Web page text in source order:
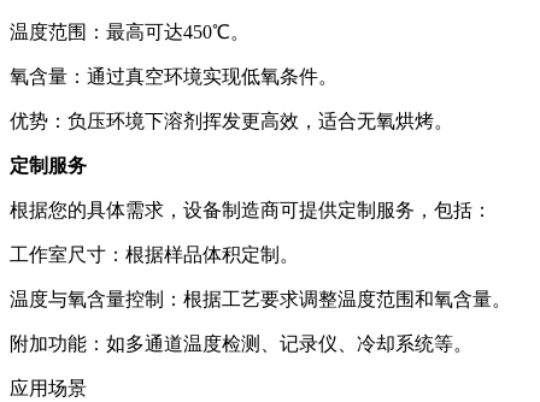
温度范围：最高可达450℃。
氧含量：通过真空环境实现低氧条件。
优势：负压环境下溶剂挥发更高效，适合无氧烘烤。
定制服务
根据您的具体需求，设备制造商可提供定制服务，包括：
工作室尺寸：根据样品体积定制。
温度与氧含量控制：根据工艺要求调整温度范围和氧含量。
附加功能：如多通道温度检测、记录仪、冷却系统等。
应用场景